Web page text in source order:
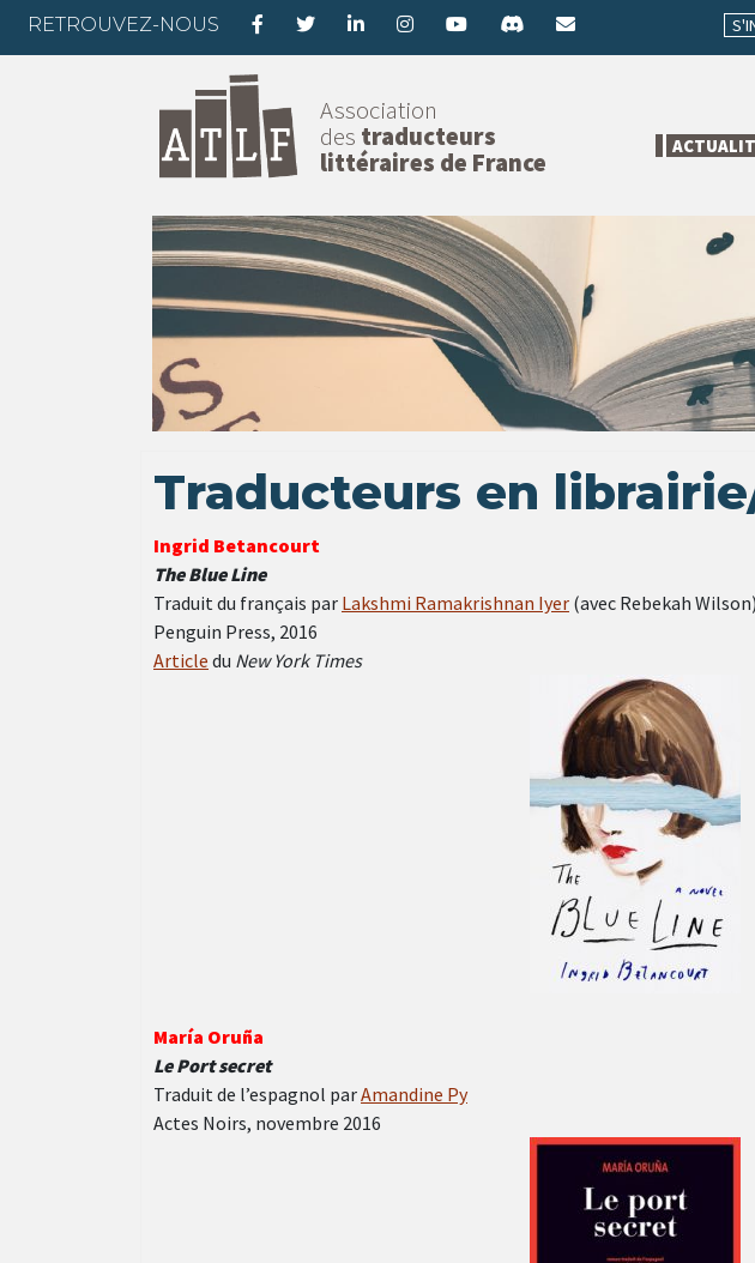
RETROUVEZ-NOUS
Association
des traducteurs
littéraires de France
Traducteurs en
Ingrid Betancourt
The Blue Line
Traduit du français par Lakshmi Ramakrishnan Iyer (avec Rebekah Wilson)
Penguin Press, 2016
Article du New York Times
María Oruña
Le Port secret
Traduit de l’espagnol parAmandine Py
Actes Noirs, novembre 2016